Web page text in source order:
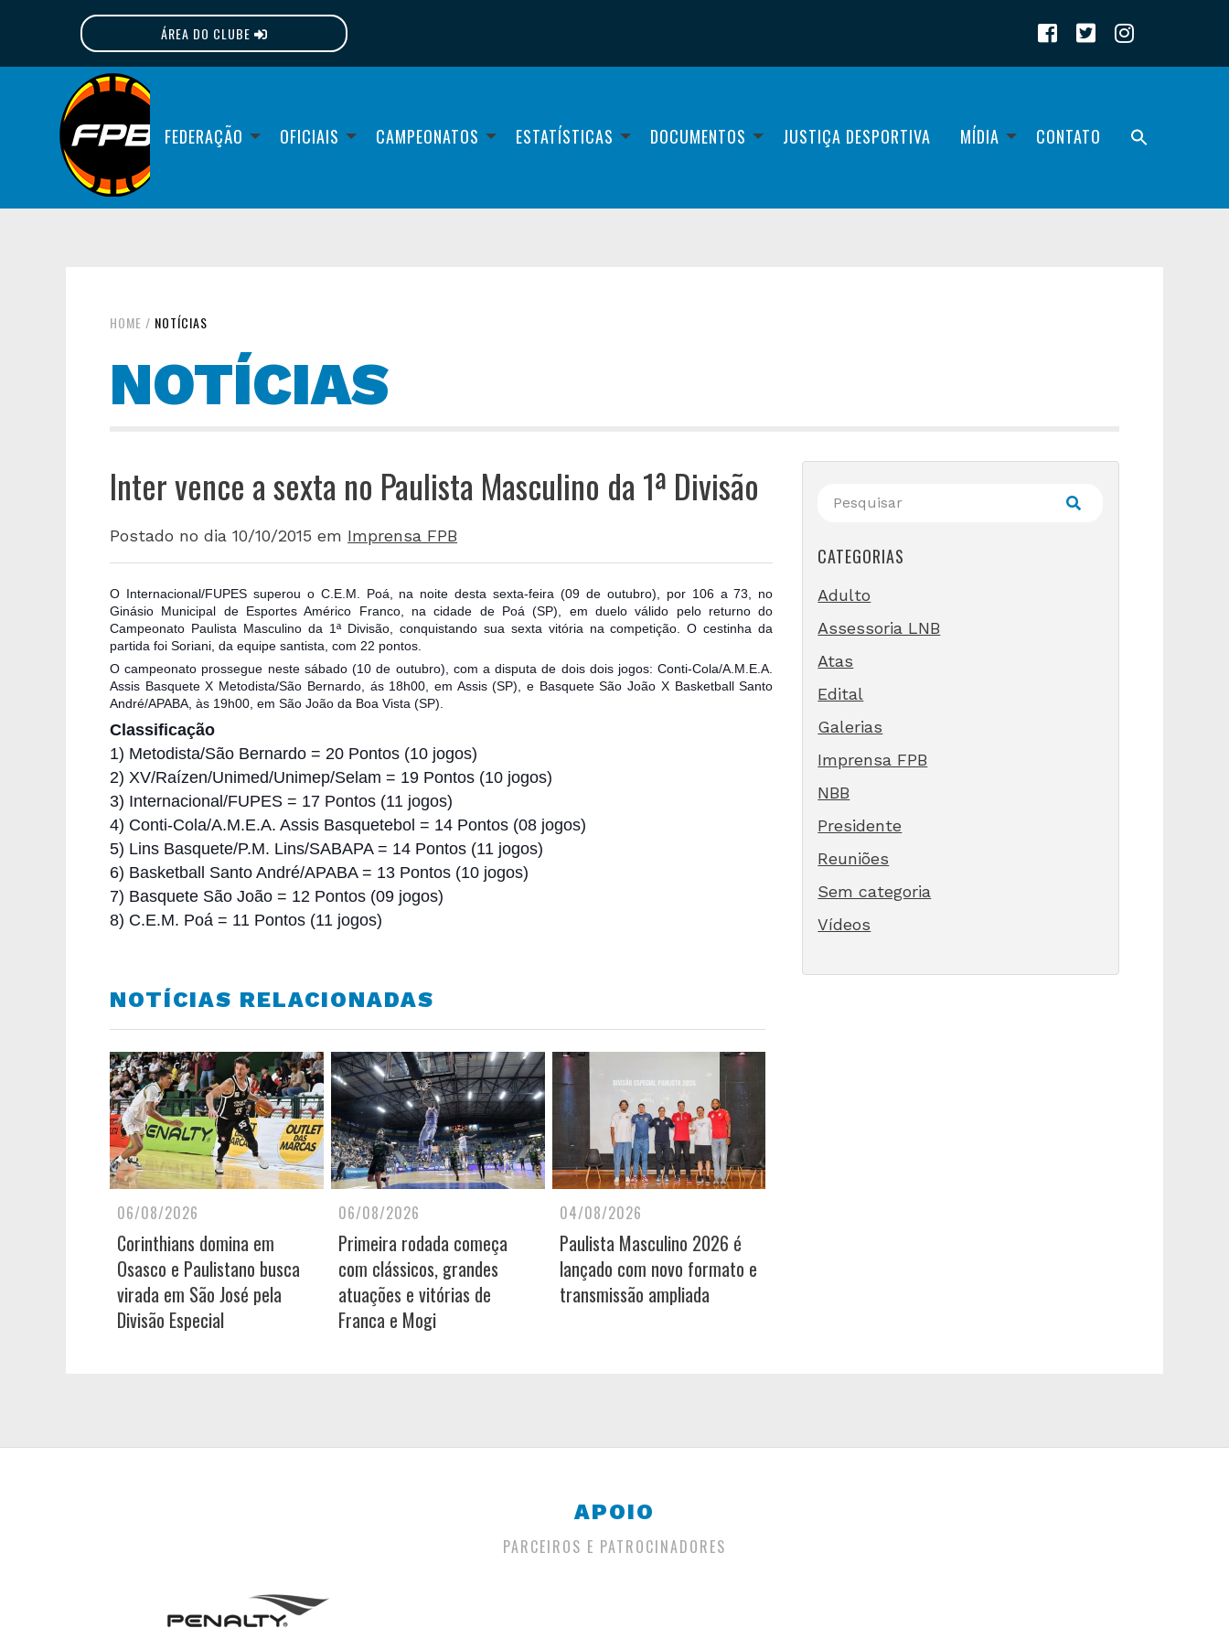
ÁREA DO CLUBE
FEDERAÇÃO OFICIAIS CAMPEONATOS ESTATÍSTICAS DOCUMENTOS JUSTIÇA DESPORTIVA MÍDIA CONTATO
HOME / NOTÍCIAS
NOTÍCIAS
Inter vence a sexta no Paulista Masculino da 1ª Divisão
Postado no dia 10/10/2015 em Imprensa FPB
O Internacional/FUPES superou o C.E.M. Poá, na noite desta sexta-feira (09 de outubro), por 106 a 73, no
Ginásio Municipal de Esportes Américo Franco, na cidade de Poá (SP), em duelo válido pelo returno do
Campeonato Paulista Masculino da 1ª Divisão, conquistando sua sexta vitória na competição. O cestinha da
partida foi Soriani, da equipe santista, com 22 pontos.
O campeonato prossegue neste sábado (10 de outubro), com a disputa de dois dois jogos: Conti-Cola/A.M.E.A.
Assis Basquete X Metodista/São Bernardo, ás 18h00, em Assis (SP), e Basquete São João X Basketball Santo
André/APABA, às 19h00, em São João da Boa Vista (SP).
Classificação
1) Metodista/São Bernardo = 20 Pontos (10 jogos)
2) XV/Raízen/Unimed/Unimep/Selam = 19 Pontos (10 jogos)
3) Internacional/FUPES = 17 Pontos (11 jogos)
4) Conti-Cola/A.M.E.A. Assis Basquetebol = 14 Pontos (08 jogos)
5) Lins Basquete/P.M. Lins/SABAPA = 14 Pontos (11 jogos)
6) Basketball Santo André/APABA = 13 Pontos (10 jogos)
7) Basquete São João = 12 Pontos (09 jogos)
8) C.E.M. Poá = 11 Pontos (11 jogos)
NOTÍCIAS RELACIONADAS
06/08/2026
Corinthians domina em
Osasco e Paulistano busca
virada em São José pela
Divisão Especial
06/08/2026
Primeira rodada começa
com clássicos, grandes
atuações e vitórias de
Franca e Mogi
04/08/2026
Paulista Masculino 2026 é
lançado com novo formato e
transmissão ampliada
CATEGORIAS
Adulto
Assessoria LNB
Atas
Edital
Galerias
Imprensa FPB
NBB
Presidente
Reuniões
Sem categoria
Vídeos
APOIO
PARCEIROS E PATROCINADORES